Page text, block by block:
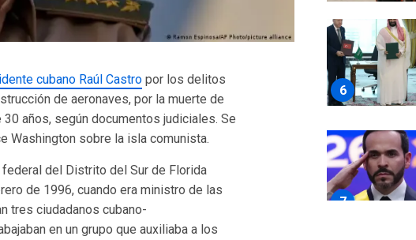
cubano Raúl Castro por los delitos
de aeronaves, por la muerte de
años, según documentos judiciales. Se
Washington sobre la isla comunista.
del Distrito del Sur de Florida
de 1996, cuando era ministro de las
tres ciudadanos cubano-
en un grupo que auxiliaba a los
6
7